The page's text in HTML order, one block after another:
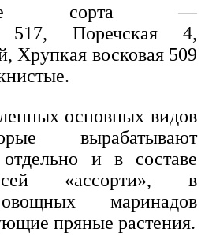
сорта —
517, Поречская 4,
Хрупкая восковая 509
основных видов
вырабатывают
и в составе
«ассорти», в
маринадов
пряные растения.